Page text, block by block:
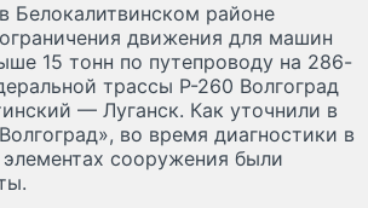
Белокалитвинском районе
движения для машин
15 тонн по путепроводу на 286-
трассы Р-260 Волгоград
— Луганск. Как уточнили в
во время диагностики в
сооружения были